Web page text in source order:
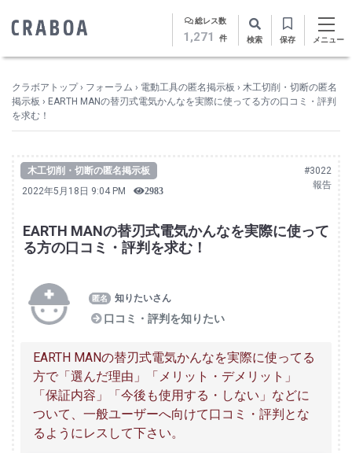
総レス数
1,271 件 検索 保存 メニュー
クラボアトップ › フォーラム › 電動工具の匿名掲示板 › 木工切削・切断の匿名
掲示板 › EARTH MANの替刃式電気かんなを実際に使ってる方の口コミ・評判
を求む！
木工切削・切断の匿名掲示板
#3022
報告
2022年5月18日 9:04 PM 2983
EARTH MANの替刃式電気かんなを実際に使って
る方の口コミ・評判を求む！
知りたいさん
口コミ・評判を知りたい
EARTH MANの替刃式電気かんなを実際に使ってる
方で「選んだ理由」「メリット・デメリット」
「保証内容」「今後も使用する・しない」などに
ついて、一般ユーザーへ向けて口コミ・評判とな
るようにレスして下さい。